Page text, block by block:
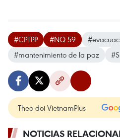
#CPTPP #NQ 59
#mantenimiento de la paz
Theo dõi VietnamPlus
NOTICIAS